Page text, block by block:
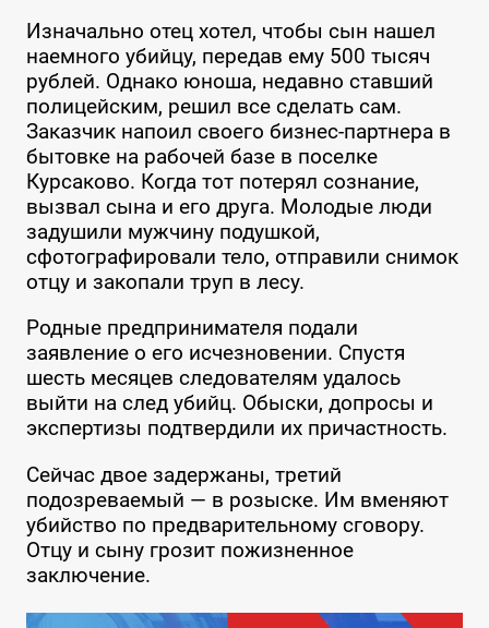
Изначально отец хотел, чтобы сын нашел
наемного убийцу, передав ему 500 тысяч
рублей. Однако юноша, недавно ставший
полицейским, решил все сделать сам.
Заказчик напоил своего бизнес-партнера в
бытовке на рабочей базе в поселке
Курсаково. Когда тот потерял сознание,
вызвал сына и его друга. Молодые люди
задушили мужчину подушкой,
сфотографировали тело, отправили снимок
отцу и закопали труп в лесу.
Родные предпринимателя подали
заявление о его исчезновении. Спустя
шесть месяцев следователям удалось
выйти на след убийц. Обыски, допросы и
экспертизы подтвердили их причастность.
Сейчас двое задержаны, третий
подозреваемый — в розыске. Им вменяют
убийство по предварительному сговору.
Отцу и сыну грозит пожизненное
заключение.